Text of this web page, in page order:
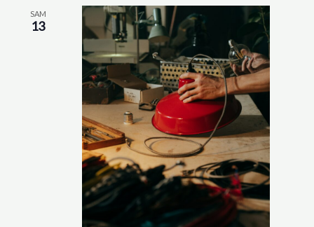
vues
SAM
13